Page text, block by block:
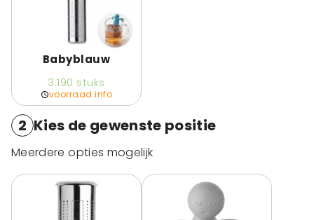
Babyblauw
3.190 stuks
voorraad info
2 Kies de gewenste positie
Meerdere opties mogelijk